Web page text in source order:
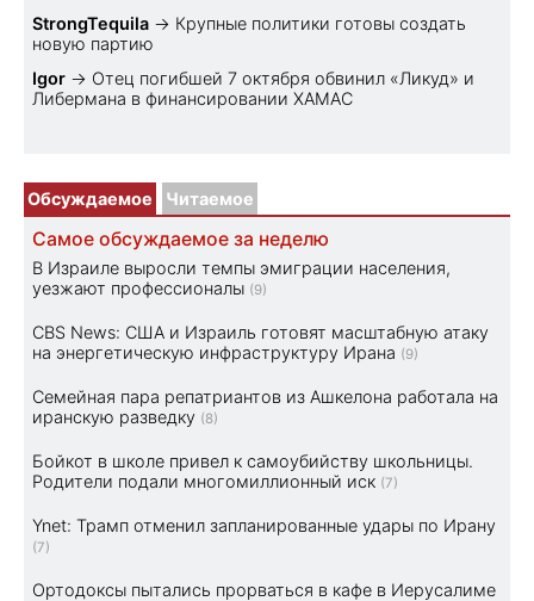
StrongTequila → Крупные политики готовы создать
новую партию
Igor → Отец погибшей 7 октября обвинил «Ликуд» и
Либермана в финансировании ХАМАС
Обсуждаемое Читаемое
Самое обсуждаемое за неделю
В Израиле выросли темпы эмиграции населения,
уезжают профессионалы (9)
CBS News: США и Израиль готовят масштабную атаку
на энергетическую инфраструктуру Ирана (9)
Семейная пара репатриантов из Ашкелона работала на
иранскую разведку (8)
Бойкот в школе привел к самоубийству школьницы.
Родители подали многомиллионный иск (7)
Ynet: Трамп отменил запланированные удары по Ирану
(7)
Ортодоксы пытались прорваться в кафе в Иерусалиме